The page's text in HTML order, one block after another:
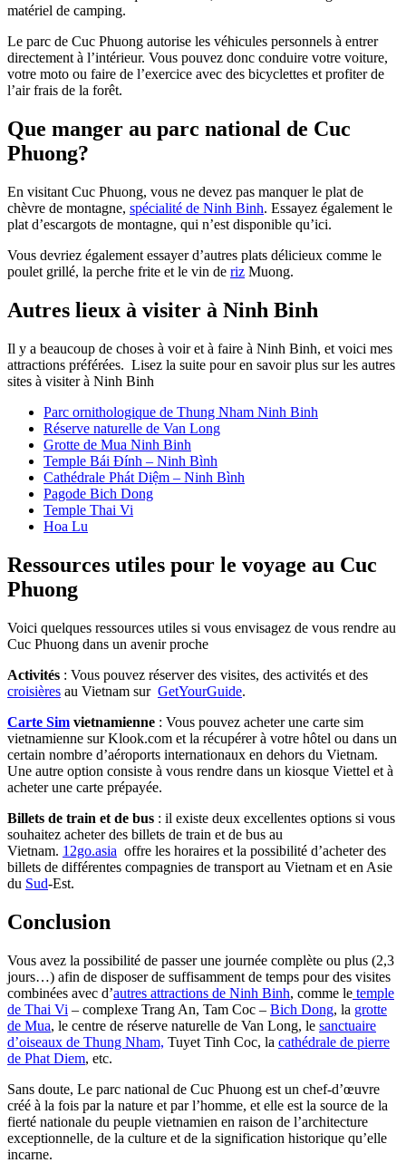
matériel de camping.
Le parc de Cuc Phuong autorise les véhicules personnels à entrer
directement à l’intérieur. Vous pouvez donc conduire votre voiture,
votre moto ou faire de l’exercice avec des bicyclettes et profiter de
l’air frais de la forêt.
Que manger au parc national de Cuc
Phuong?
En visitant Cuc Phuong, vous ne devez pas manquer le plat de
chèvre de montagne, spécialité de Ninh Binh. Essayez également le
plat d’escargots de montagne, qui n’est disponible qu’ici.
Vous devriez également essayer d’autres plats délicieux comme le
poulet grillé, la perche frite et le vin de riz Muong.
Autres lieux à visiter à Ninh Binh
Il y a beaucoup de choses à voir et à faire à Ninh Binh, et voici mes
attractions préférées. Lisez la suite pour en savoir plus sur les autres
sites à visiter à Ninh Binh
Parc ornithologique de Thung Nham Ninh Binh
Réserve naturelle de Van Long
Grotte de Mua Ninh Binh
Temple Bái Đính – Ninh Bình
Cathédrale Phát Diệm – Ninh Bình
Pagode Bich Dong
Temple Thai Vi
Hoa Lu
Ressources utiles pour le voyage au Cuc
Phuong
Voici quelques ressources utiles si vous envisagez de vous rendre au
Cuc Phuong dans un avenir proche
Activités : Vous pouvez réserver des visites, des activités et des
croisières au Vietnam sur GetYourGuide.
Carte Sim vietnamienne : Vous pouvez acheter une carte sim
vietnamienne sur Klook.com et la récupérer à votre hôtel ou dans un
certain nombre d’aéroports internationaux en dehors du Vietnam.
Une autre option consiste à vous rendre dans un kiosque Viettel et à
acheter une carte prépayée.
Billets de train et de bus : il existe deux excellentes options si vous
souhaitez acheter des billets de train et de bus au
Vietnam. 12go.asia offre les horaires et la possibilité d’acheter des
billets de différentes compagnies de transport au Vietnam et en Asie
du Sud-Est.
Conclusion
Vous avez la possibilité de passer une journée complète ou plus (2,3
jours…) afin de disposer de suffisamment de temps pour des visites
combinées avec d’autres attractions de Ninh Binh, comme le temple
de Thai Vi – complexe Trang An, Tam Coc – Bich Dong, la grotte
de Mua, le centre de réserve naturelle de Van Long, le sanctuaire
d’oiseaux de Thung Nham, Tuyet Tinh Coc, la cathédrale de pierre
de Phat Diem, etc.
Sans doute, Le parc national de Cuc Phuong est un chef-d’œuvre
créé à la fois par la nature et par l’homme, et elle est la source de la
fierté nationale du peuple vietnamien en raison de l’architecture
exceptionnelle, de la culture et de la signification historique qu’elle
incarne.